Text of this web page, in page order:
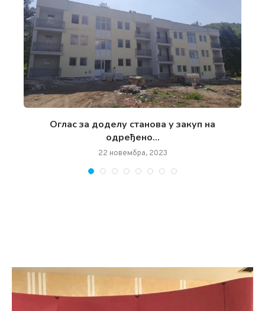
Oглас за доделу станова у закуп на
одређено...
22 новембра, 2023